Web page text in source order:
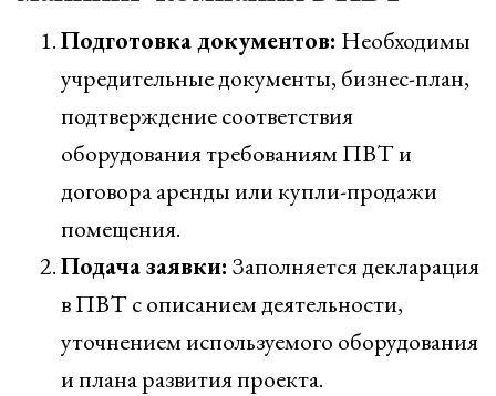
Подготовка документов: Необходимы
учредительные документы, бизнес-план,
подтверждение соответствия
оборудования требованиям ПВТ и
договора аренды или купли-продажи
помещения.
Подача заявки: Заполняется декларация
в ПВТ с описанием деятельности,
уточнением используемого оборудования
и плана развития проекта.